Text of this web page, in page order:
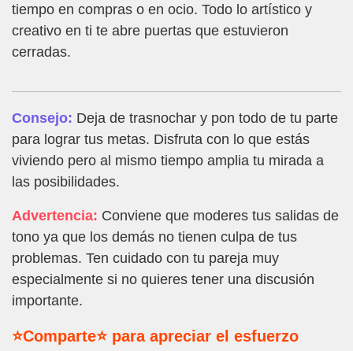
tiempo en compras o en ocio. Todo lo artístico y
creativo en ti te abre puertas que estuvieron
cerradas.
Consejo: Deja de trasnochar y pon todo de tu parte
para lograr tus metas. Disfruta con lo que estás
viviendo pero al mismo tiempo amplia tu mirada a
las posibilidades.
Advertencia: Conviene que moderes tus salidas de
tono ya que los demás no tienen culpa de tus
problemas. Ten cuidado con tu pareja muy
especialmente si no quieres tener una discusión
importante.
⭐Comparte⭐ para apreciar el esfuerzo